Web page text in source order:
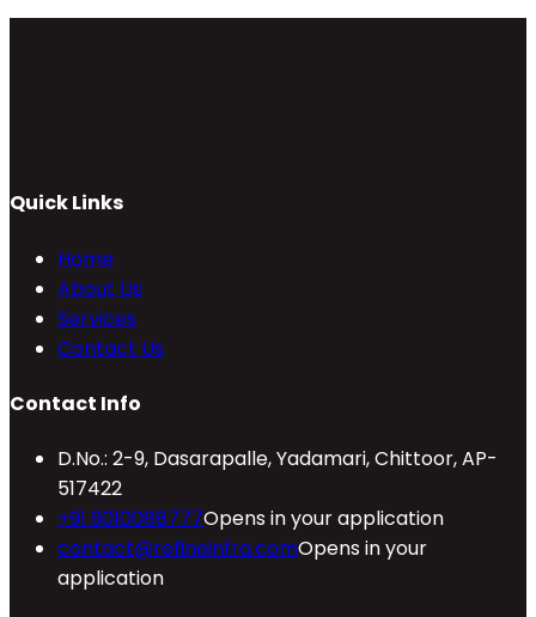
Quick Links
Home
About Us
Services
Contact Us
Contact Info
D.No.: 2-9, Dasarapalle, Yadamari, Chittoor, AP-
517422
+91 9010088777Opens in your application
contact@refineinfra.comOpens in your
application